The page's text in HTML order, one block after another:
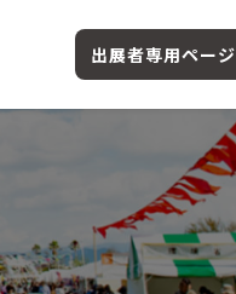
出展者専用ページ